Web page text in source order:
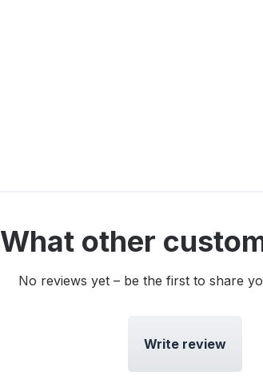
What other
No reviews yet – be the first to share
Write review